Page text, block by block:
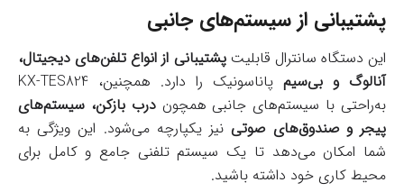
پشتیبانی از سیستم‌های جانبی
این دستگاه سانترال قابلیتپشتیبانی از انواع تلفن‌های دیجیتال،
آنالوگ و بی‌سیم
پاناسونیک را دارد. همچنین، KX-TES824
به‌راحتی با سیستم‌های جانبی همچوندرب بازکن، سیستم‌های
پیجر و صندوق‌های صوتینیز یکپارچه می‌شود. این ویژگی به
شما امکان می‌دهد تا یک سیستم تلفنی جامع و کامل برای
محیط کاری خود داشته باشید.